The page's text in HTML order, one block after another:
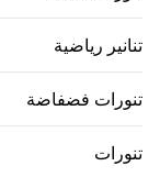
تنانير رياضية
تنورات فضفاضة
تنورات